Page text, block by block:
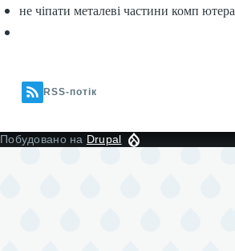
не чіпати металеві частини комп ютера
RSS-потік
Побудовано на Drupal